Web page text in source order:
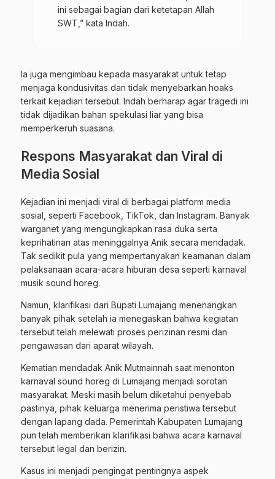
ini sebagai bagian dari ketetapan Allah
SWT,” kata Indah.
Ia juga mengimbau kepada masyarakat untuk tetap
menjaga kondusivitas dan tidak menyebarkan hoaks
terkait kejadian tersebut. Indah berharap agar tragedi ini
tidak dijadikan bahan spekulasi liar yang bisa
memperkeruh suasana.
Respons Masyarakat dan Viral di
Media Sosial
Kejadian ini menjadi viral di berbagai platform media
sosial, seperti Facebook, TikTok, dan Instagram. Banyak
warganet yang mengungkapkan rasa duka serta
keprihatinan atas meninggalnya Anik secara mendadak.
Tak sedikit pula yang mempertanyakan keamanan dalam
pelaksanaan acara-acara hiburan desa seperti karnaval
musik sound horeg.
Namun, klarifikasi dari Bupati Lumajang menenangkan
banyak pihak setelah ia menegaskan bahwa kegiatan
tersebut telah melewati proses perizinan resmi dan
pengawasan dari aparat wilayah.
Kematian mendadak Anik Mutmainnah saat menonton
karnaval sound horeg di Lumajang menjadi sorotan
masyarakat. Meski masih belum diketahui penyebab
pastinya, pihak keluarga menerima peristiwa tersebut
dengan lapang dada. Pemerintah Kabupaten Lumajang
pun telah memberikan klarifikasi bahwa acara karnaval
tersebut legal dan berizin.
Kasus ini menjadi pengingat pentingnya aspek